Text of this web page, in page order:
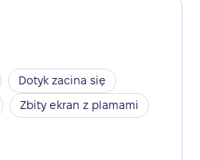
Dotyk zacina się
Zbity ekran z plamami